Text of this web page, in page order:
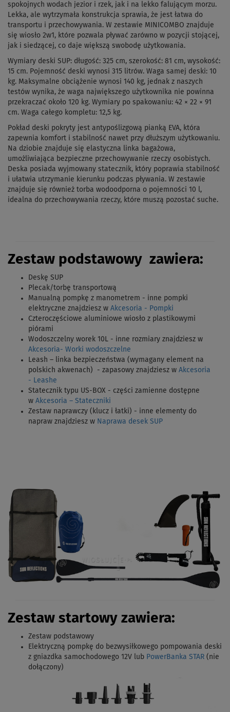
spokojnych wodach jezior i rzek, jak i na lekko falującym morzu.
Lekka, ale wytrzymała konstrukcja sprawia, że jest łatwa do
transportu i przechowywania. W zestawie MINICOMBO znajduje
się wiosło 2w1, które pozwala pływać zarówno w pozycji stojącej,
jak i siedzącej, co daje większą swobodę użytkowania.
Wymiary deski SUP: długość: 325 cm, szerokość: 81 cm, wysokość:
15 cm. Pojemność deski wynosi 315 litrów. Waga samej deski: 10
kg. Maksymalne obciążenie wynosi 140 kg, jednak z naszych
testów wynika, że waga największego użytkownika nie powinna
przekraczać około 120 kg. Wymiary po spakowaniu: 42 × 22 × 91
cm. Waga całego kompletu: 12,5 kg.
Pokład deski pokryty jest antypoślizgową pianką EVA, która
zapewnia komfort i stabilność nawet przy dłuższym użytkowaniu.
Na dziobie znajduje się elastyczna linka bagażowa,
umożliwiająca bezpieczne przechowywanie rzeczy osobistych.
Deska posiada wyjmowany statecznik, który poprawia stabilność
i ułatwia utrzymanie kierunku podczas pływania. W zestawie
znajduje się również torba wodoodporna o pojemności 10 l,
idealna do przechowywania rzeczy, które muszą pozostać suche.
Zestaw podstawowy zawiera:
Deskę SUP
Plecak/torbę transportową
Manualną pompkę z manometrem - inne pompki
elektryczne znajdziesz w Akcesoria - Pompki
Czteroczęściowe aluminiowe wiosło z plastikowymi
piórami
Wodoszczelny worek 10L - inne rozmiary znajdziesz w
Akcesoria- Worki wodoszczelne
Leash – linka bezpieczeństwa (wymagany element na
polskich akwenach) - zapasowy znajdziesz w Akcesoria
- Leashe
Statecznik typu US-BOX - części zamienne dostępne
w Akcesoria – Stateczniki
Zestaw naprawczy (klucz i łatki) - inne elementy do
napraw znajdziesz w Naprawa desek SUP
Zestaw startowy zawiera:
Zestaw podstawowy
Elektryczną pompkę do bezwysiłkowego pompowania deski
z gniazdka samochodowego 12V lub PowerBanka STAR (nie
dołączony)